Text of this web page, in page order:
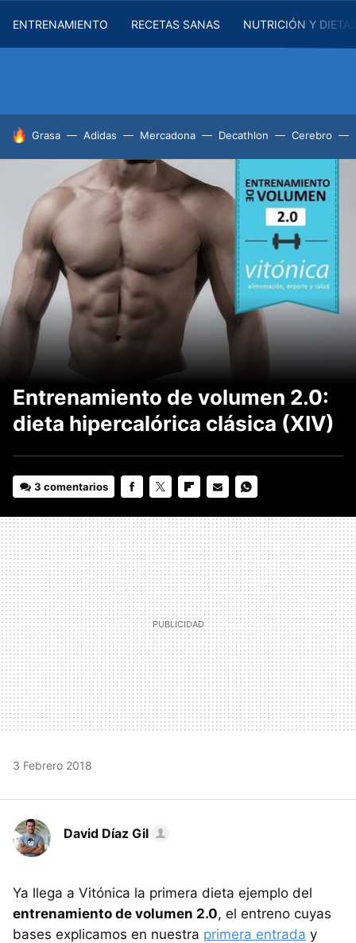
ENTRENAMIENTO RECETAS SANAS NUTRICIÓN Y
HOY SE HABLA DE
Grasa Adidas Mercadona Decathlon Cerebro
Entrenamiento de volumen 2.0:
dieta hipercalórica clásica (XIV)
3 comentarios
MAIL
3 Febrero 2018
David Díaz Gil
Ya llega a Vitónica la primera dieta ejemplo del
entrenamiento de volumen 2.0, el entreno cuyas
bases explicamos en nuestra primera entrada y